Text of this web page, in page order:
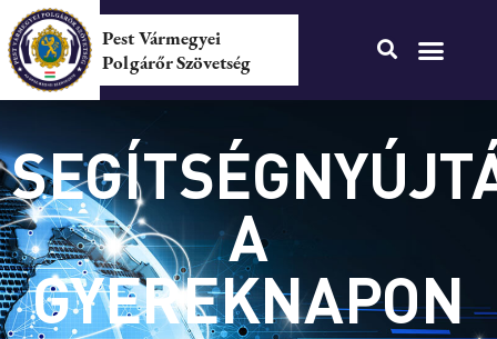
Pest Vármegyei
Polgárőr Szövetség
A
GYEREKNAPON